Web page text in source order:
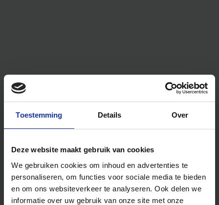
Toestemming Details Over
Deze website maakt gebruik van cookies
We gebruiken cookies om inhoud en advertenties te
personaliseren, om functies voor sociale media te bieden
en om ons websiteverkeer te analyseren. Ook delen we
informatie over uw gebruik van onze site met onze